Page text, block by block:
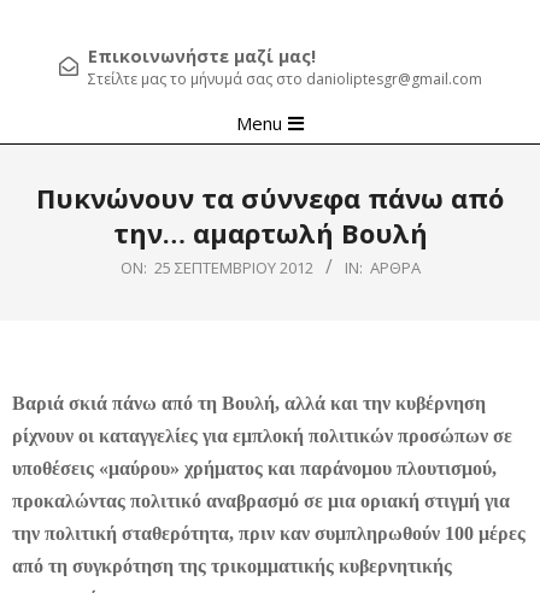
Επικοινωνήστε μαζί μας!
Στείλτε μας το μήνυμά σας στο danioliptesgr@gmail.com
Navigation
Menu
Πυκνώνουν τα σύννεφα πάνω από
την… αμαρτωλή Βουλή
ON: 25 ΣΕΠΤΕΜΒΡΊΟΥ 2012 IN: ΆΡΘΡΑ
Βαριά σκιά πάνω από τη Βουλή, αλλά και την κυβέρνηση
ρίχνουν οι καταγγελίες για εμπλοκή πολιτικών προσώπων σε
υποθέσεις «μαύρου» χρήματος και παράνομου πλουτισμού,
προκαλώντας πολιτικό αναβρασμό σε μια οριακή στιγμή για
την πολιτική σταθερότητα, πριν καν συμπληρωθούν 100 μέρες
από τη συγκρότηση της τρικομματικής κυβερνητικής